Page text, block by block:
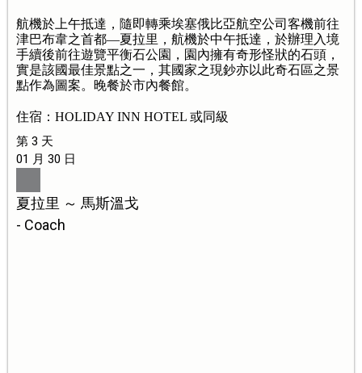
航機於上午抵達，隨即轉乘埃塞俄比亞航空公司客機前往
津巴布韋之首都—夏拉里，航機於中午抵達，於辦理入境
手續後前往遊覽平衡石公園，園內擁有奇形怪狀的石頭，
實是該國最佳景點之一，其國家之現鈔亦以此奇石區之景
點作為圖案。晚餐於市內餐館。
住宿：HOLIDAY INN HOTEL 或同級
第 3 天
01 月 30 日
夏拉里 ～ 馬斯溫戈
- Coach